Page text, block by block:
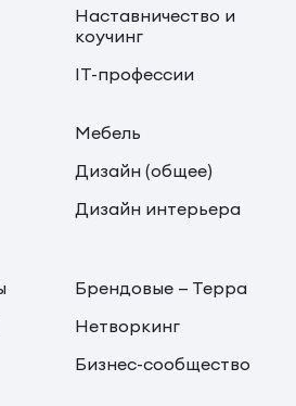
Наставничество и
коучинг
IT-профессии
Мебель
Дизайн (общее)
Дизайн интерьера
Брендовые — Терра
Нетворкинг
Бизнес-сообщество